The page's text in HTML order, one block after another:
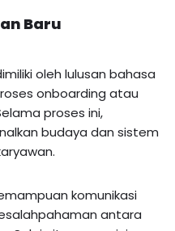
Baru
oleh lulusan bahasa
onboarding atau
proses ini,
budaya dan sistem
komunikasi
antara